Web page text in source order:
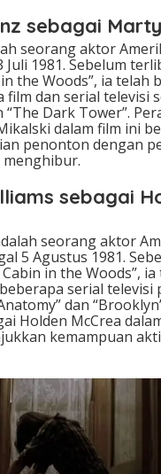
sebagai
seorang aktor
Juli 1981. Sebelum
the Woods”, ia telah
film dan serial televisi
“The Dark Tower”.
dalam film ini
penonton dengan
menghibur.
sebagai
seorang aktor
5 Agustus 1981.
in the Woods”, ia
serial televisi
dan
Holden McCrea
kemampuan